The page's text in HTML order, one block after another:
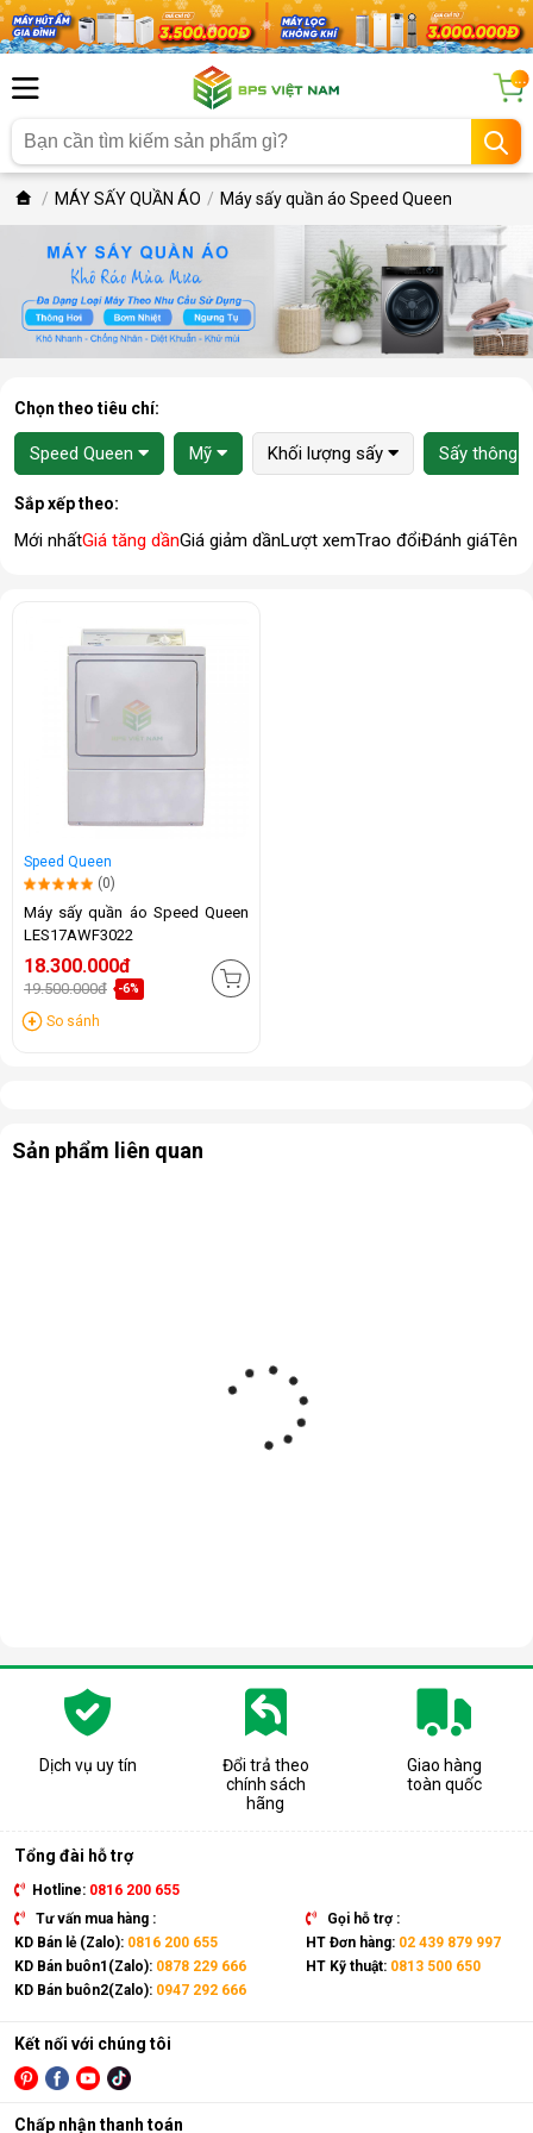
...
MÁY SẤY QUẦN ÁO Máy sấy quần áo Speed Queen
Chọn theo tiêu chí:
Speed Queen Mỹ Khối lượng sấy Sấy thông
Sắp xếp theo:
Mới nhấtGiá tăng dầnGiá giảm dầnLượt xemTrao đổiĐánh giáTên
Speed Queen
(0)
Máy sấy quần áo Speed Queen
LES17AWF3022
18.300.000đ
19.500.000đ -6%
So sánh
Sản phẩm liên quan
Dịch vụ uy tín
Đổi trả theo
chính sách
hãng
Giao hàng
toàn quốc
Tổng đài hỗ trợ
Hotline: 0816 200 655
Tư vấn mua hàng :
KD Bán lẻ (Zalo): 0816 200 655
KD Bán buôn1(Zalo): 0878 229 666
KD Bán buôn2(Zalo): 0947 292 666
Gọi hỗ trợ :
HT Đơn hàng: 02 439 879 997
HT Kỹ thuật: 0813 500 650
Kết nối với chúng tôi
Chấp nhận thanh toán